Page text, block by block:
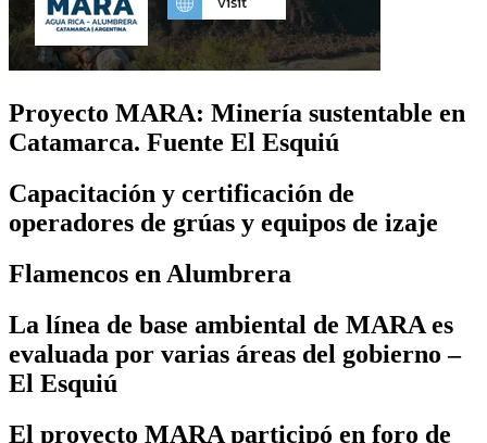
Proyecto MARA: Minería sustentable en
Catamarca. Fuente El Esquiú
Capacitación y certificación de
operadores de grúas y equipos de izaje
Flamencos en Alumbrera
La línea de base ambiental de MARA es
evaluada por varias áreas del gobierno –
El Esquiú
El proyecto MARA participó en foro de